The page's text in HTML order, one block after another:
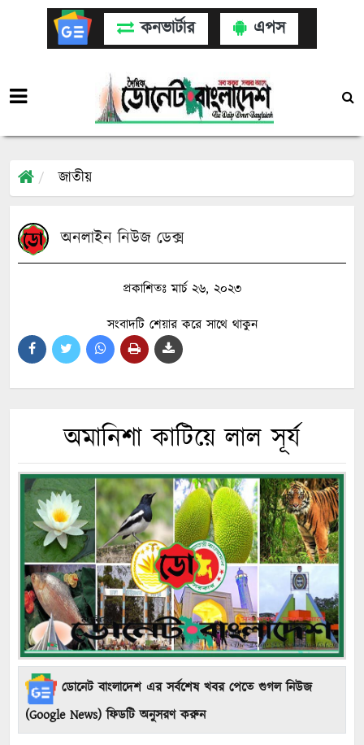
কনভার্টার এপস
জাতীয়
অনলাইন নিউজ ডেক্স
প্রকাশিতঃ মার্চ ২৬, ২০২৩
সংবাদটি শেয়ার করে সাথে থাকুন
অমানিশা কাটিয়ে লাল সূর্য
ডোনেট বাংলাদেশ এর সর্বশেষ খবর পেতে গুগল নিউজ
(Google News) ফিডটি অনুসরণ করুন